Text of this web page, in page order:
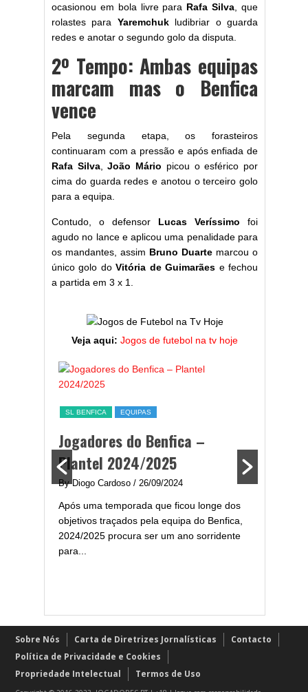
ocasionou em bola livre para Rafa Silva , que
rolastes para Yaremchukludibriar o guarda
redes e anotar o segundo golo da disputa.
2º Tempo: Ambas equipas
marcam mas o Benfica
vence
Pela segunda etapa, os forasteiros
continuaram com a pressão e após enfiada de
Rafa Silva,João Mário picou o esférico por
cima do guarda redes e anotou o terceiro golo
para a equipa.
Contudo, o defensor Lucas Veríssimo foi
agudo no lance e aplicou uma penalidade para
os mandantes, assim Bruno Duarte marcou o
único golo doVitória de Guimarães e fechou
a partida em 3 x 1.
Veja aqui: Jogos de futebol na tv hoje
SL BENFICA EQUIPAS
Jogadores do Benfica –
Plantel 2024/2025
By Diogo Cardoso / 26/09/2024
Após uma temporada que ficou longe dos
objetivos traçados pela equipa do Benfica,
2024/2025 procura ser um ano sorridente
para...
Sobre Nós Carta de Diretrizes Jornalísticas
Contacto
Política de Privacidade e Cookies
Propriedade Intelectual
Termos de Uso